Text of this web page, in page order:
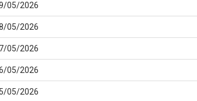
05/2026
05/2026
05/2026
05/2026
05/2026